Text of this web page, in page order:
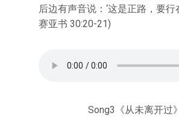
后边有声音说：‘这是正路，要行
赛亚书 30:20-21)
Song3《从未离开过》